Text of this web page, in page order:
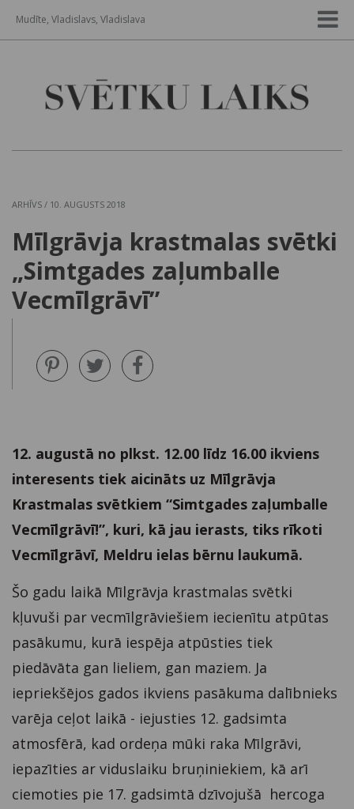
Mudīte, Vladislavs, Vladislava
ARHĪVS / 10. AUGUSTS 2018
Mīlgrāvja krastmalas svētki
„Simtgades zaļumballe
Vecmīlgrāvī”
12. augustā no plkst. 12.00 līdz 16.00 ikviens
interesents tiek aicināts uz Mīlgrāvja
Krastmalas svētkiem “Simtgades zaļumballe
Vecmīlgrāvī!”, kuri, kā jau ierasts, tiks rīkoti
Vecmīlgrāvī, Meldru ielas bērnu laukumā.
Šo gadu laikā Mīlgrāvja krastmalas svētki
kļuvuši par vecmīlgrāviešiem iecienītu atpūtas
pasākumu, kurā iespēja atpūsties tiek
piedāvāta gan lieliem, gan maziem. Ja
iepriekšējos gados ikviens pasākuma dalībnieks
varēja ceļot laikā - iejusties 12. gadsimta
atmosfērā, kad ordeņa mūki raka Mīlgrāvi,
iepazīties ar viduslaiku bruņiniekiem, kā arī
ciemoties pie 17. gadsimtā dzīvojušā hercoga